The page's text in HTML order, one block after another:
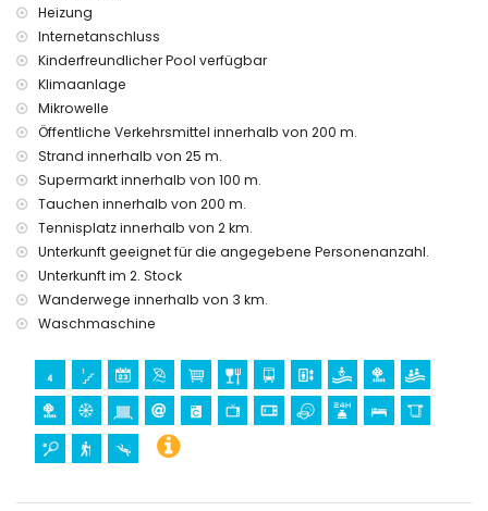
Heizung
Internetanschluss
Kinderfreundlicher Pool verfügbar
Klimaanlage
Mikrowelle
Öffentliche Verkehrsmittel innerhalb von 200 m.
Strand innerhalb von 25 m.
Supermarkt innerhalb von 100 m.
Tauchen innerhalb von 200 m.
Tennisplatz innerhalb von 2 km.
Unterkunft geeignet für die angegebene Personenanzahl.
Unterkunft im 2. Stock
Wanderwege innerhalb von 3 km.
Waschmaschine